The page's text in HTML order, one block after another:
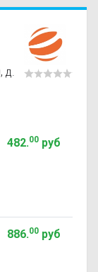
д.
482.00руб
886.00руб